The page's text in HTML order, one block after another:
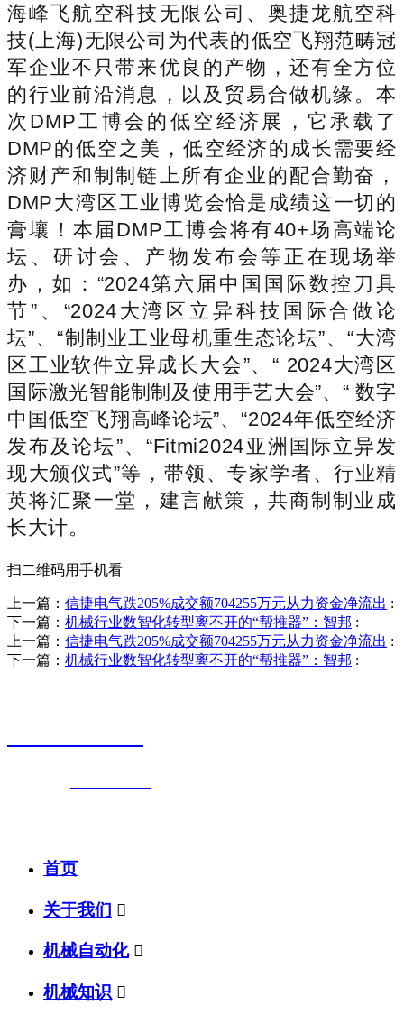
海峰飞航空科技无限公司、奥捷龙航空科
技(上海)无限公司为代表的低空飞翔范畴冠
军企业不只带来优良的产物，还有全方位
的行业前沿消息，以及贸易合做机缘。本
次DMP工博会的低空经济展，它承载了
DMP的低空之美，低空经济的成长需要经
济财产和制制链上所有企业的配合勤奋，
DMP大湾区工业博览会恰是成绩这一切的
膏壤！本届DMP工博会将有40+场高端论
坛、研讨会、产物发布会等正在现场举
办，如：“2024第六届中国国际数控刀具
节”、“2024大湾区立异科技国际合做论
坛”、“制制业工业母机重生态论坛”、“大湾
区工业软件立异成长大会”、“ 2024大湾区
国际激光智能制制及使用手艺大会”、“ 数字
中国低空飞翔高峰论坛”、“2024年低空经济
发布及论坛”、“Fitmi2024亚洲国际立异发
现大颁仪式”等，带领、专家学者、行业精
英将汇聚一堂，建言献策，共商制制业成
长大计。
扫二维码用手机看
上一篇： 信捷电气跌205%成交额704255万元从力资金净流出 :
下一篇： 机械行业数智化转型离不开的“帮推器”：智邦 :
上一篇： 信捷电气跌205%成交额704255万元从力资金净流出 :
下一篇： 机械行业数智化转型离不开的“帮推器”：智邦 :
首页
关于我们 
机械自动化 
机械知识 